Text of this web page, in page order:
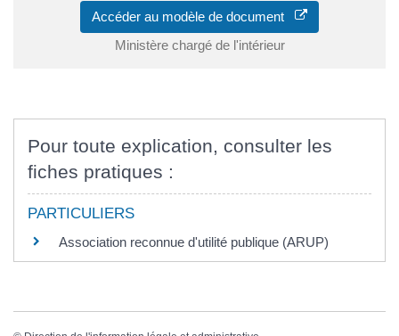
Accéder au modèle de document
Ministère chargé de l'intérieur
Pour toute explication, consulter les
fiches pratiques :
PARTICULIERS
Association reconnue d'utilité publique (ARUP)